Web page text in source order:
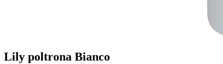
Lily poltrona Bianco